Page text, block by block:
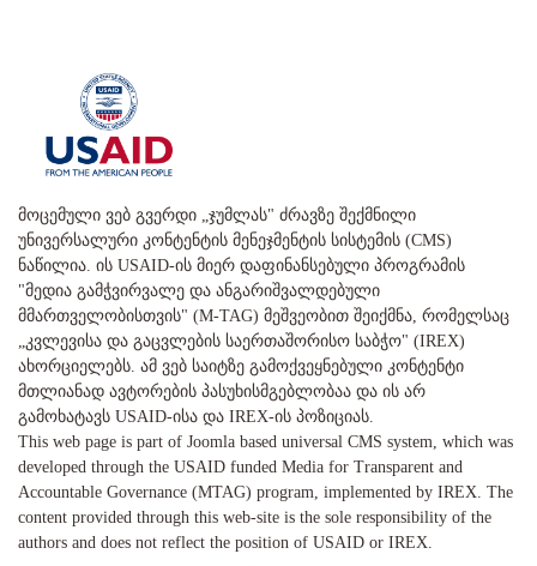
მოცემული ვებ გვერდი „ჯუმლას" ძრავზე შექმნილი
უნივერსალური კონტენტის მენეჯმენტის სისტემის (CMS)
ნაწილია. ის USAID-ის მიერ დაფინანსებული პროგრამის
"მედია გამჭვირვალე და ანგარიშვალდებული
მმართველობისთვის" (M-TAG) მეშვეობით შეიქმნა, რომელსაც
„კვლევისა და გაცვლების საერთაშორისო საბჭო" (IREX)
ახორციელებს. ამ ვებ საიტზე გამოქვეყნებული კონტენტი
მთლიანად ავტორების პასუხისმგებლობაა და ის არ
გამოხატავს USAID-ისა და IREX-ის პოზიციას.
This web page is part of Joomla based universal CMS system, which was
developed through the USAID funded Media for Transparent and
Accountable Governance (MTAG) program, implemented by IREX. The
content provided through this web-site is the sole responsibility of the
authors and does not reflect the position of USAID or IREX.